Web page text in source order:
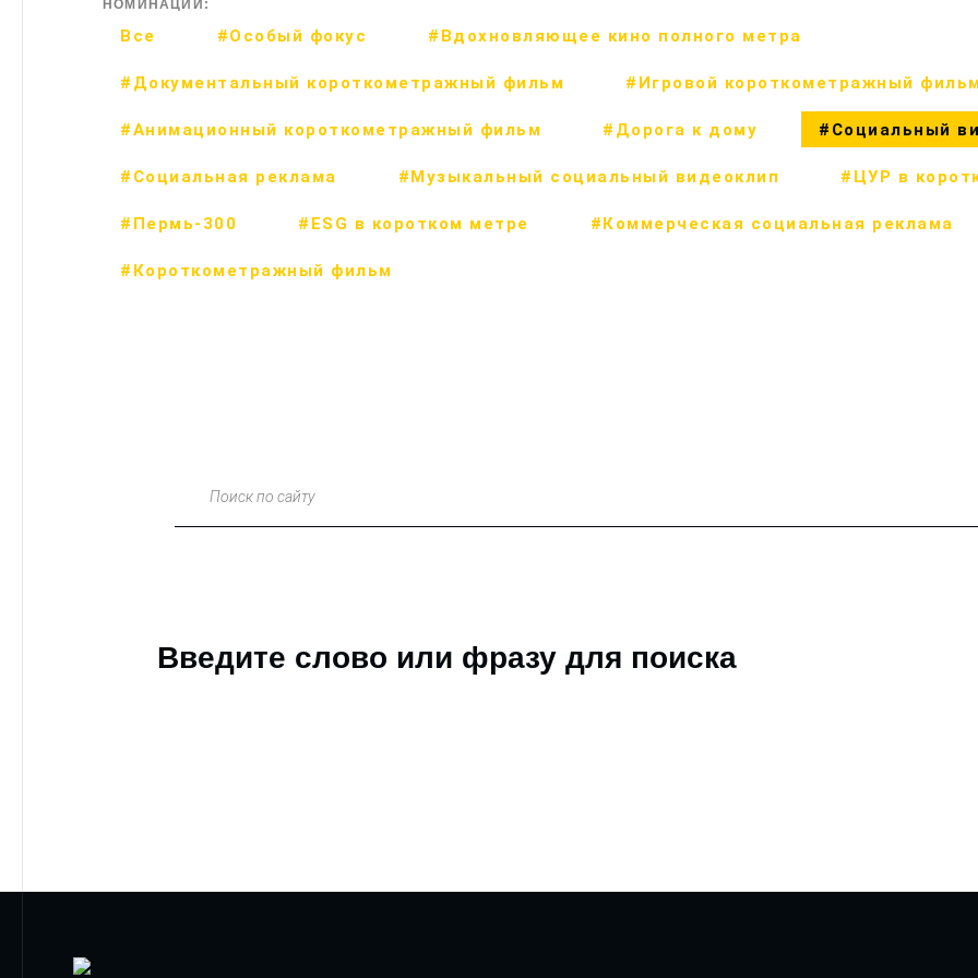
НОМИНАЦИИ:
Все #Особый фокус #Вдохновляющее кино полного метра
#Документальный короткометражный фильм #Игровой короткометражный
#Анимационный короткометражный фильм #Дорога к дому #Социальный
#Социальная реклама #Музыкальный социальный видеоклип #ЦУР в
#Пермь-300 #ESG в коротком метре #Коммерческая социальная реклама
#Короткометражный фильм
Поиск по сайту
Введите слово или фразу для поиска